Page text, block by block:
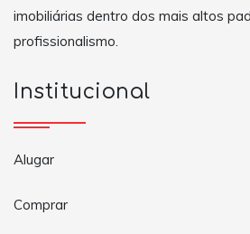
imobiliárias dentro dos mais altos
profissionalismo.
Institucional
Alugar
Comprar